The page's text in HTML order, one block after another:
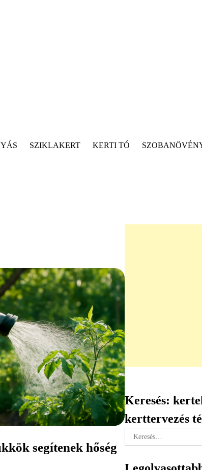
SZIKLAKERT KERTI TÓ
segítenek hőség
Keresés:
kerttervezés
Keresés: